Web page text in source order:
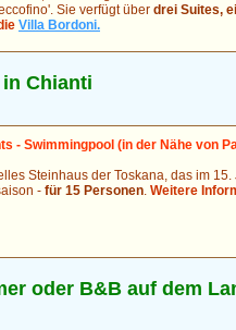
Sie verfügt über drei Suites,
Villa Bordoni.
Chianti
- Swimmingpool (in der Nähe von
Steinhaus der Toskana, das im
- für 15 Personen. Weitere
oder B&B auf dem